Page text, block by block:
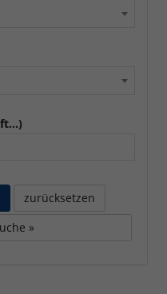
zurücksetzen
»